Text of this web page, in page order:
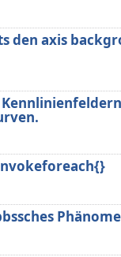
den axis